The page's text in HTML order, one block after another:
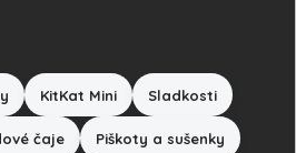
KitKat Mini Sladkosti
čaje Piškoty a sušenky